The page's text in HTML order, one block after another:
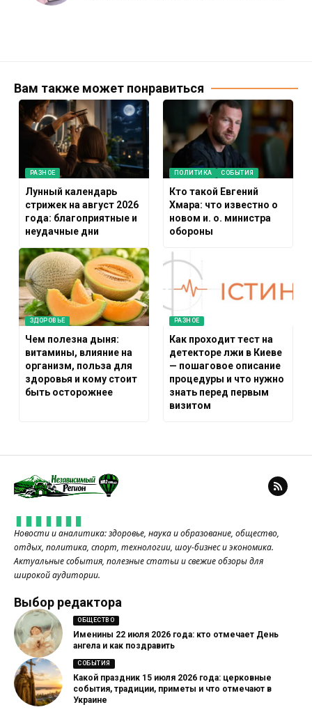
Вам также может понравиться
РАЗНОЕ
Лунный календарь
стрижек на август 2026
года: благоприятные и
неудачные дни
ПОЛИТИКА СОБЫТИЯ
Кто такой Евгений
Хмара: что известно о
новом и. о. министра
обороны
ЗДОРОВЬЕ
Чем полезна дыня:
витамины, влияние на
организм, польза для
здоровья и кому стоит
быть осторожнее
РАЗНОЕ
Как проходит тест на
детекторе лжи в Киеве
— пошаговое описание
процедуры и что нужно
знать перед первым
визитом
Новости и аналитика: здоровье, наука и образование, общество,
отдых, политика, спорт, технологии, шоу-бизнес и экономика.
Актуальные события, полезные статьи и свежие обзоры для
широкой аудитории.
Выбор редактора
ОБЩЕСТВО
Именины 22 июля 2026 года: кто отмечает День
ангела и как поздравить
СОБЫТИЯ
Какой праздник 15 июля 2026 года: церковные
события, традиции, приметы и что отмечают в
Украине